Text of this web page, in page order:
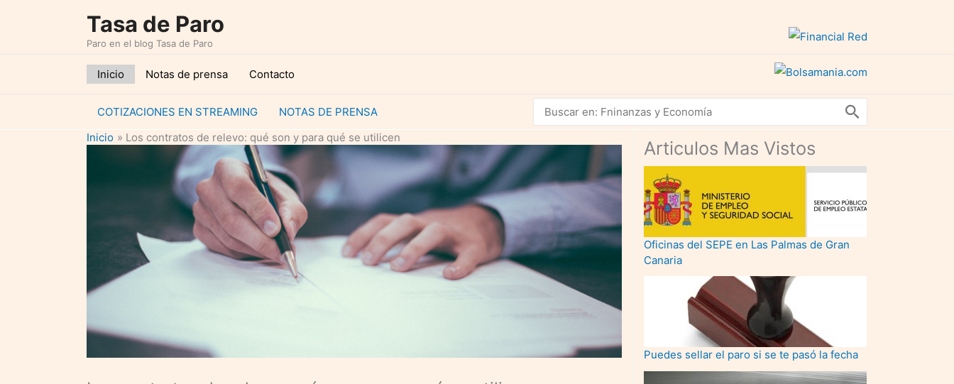
Tasa de Paro
Paro en el blog Tasa de Paro
Inicio Notas de prensa Contacto
COTIZACIONES EN STREAMING NOTAS DE PRENSA
Buscar
por:
Inicio
Los contratos de relevo: qué son y para qué se utilicen Articulos Mas Vistos
Oficinas del SEPE en Las Palmas de Gran
Canaria
Puedes sellar el paro si se te pasó la fecha